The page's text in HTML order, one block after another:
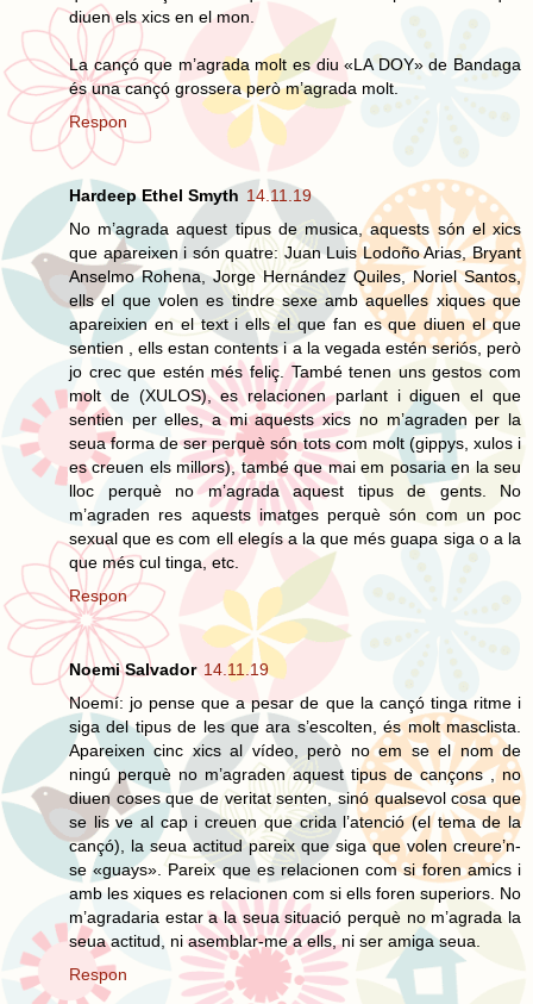
diuen els xics en el mon.
La cançó que m’agrada molt es diu «LA DOY» de Bandaga
és una cançó grossera però m’agrada molt.
Respon
Hardeep Ethel Smyth 14.11.19
No m’agrada aquest tipus de musica, aquests són el xics
que apareixen i són quatre: Juan Luis Lodoño Arias, Bryant
Anselmo Rohena, Jorge Hernández Quiles, Noriel Santos,
ells el que volen es tindre sexe amb aquelles xiques que
apareixien en el text i ells el que fan es que diuen el que
sentien , ells estan contents i a la vegada estén seriós, però
jo crec que estén més feliç. També tenen uns gestos com
molt de (XULOS), es relacionen parlant i diguen el que
sentien per elles, a mi aquests xics no m’agraden per la
seua forma de ser perquè són tots com molt (gippys, xulos i
es creuen els millors), també que mai em posaria en la seu
lloc perquè no m’agrada aquest tipus de gents. No
m’agraden res aquests imatges perquè són com un poc
sexual que es com ell elegís a la que més guapa siga o a la
que més cul tinga, etc.
Respon
Noemi Salvador 14.11.19
Noemí: jo pense que a pesar de que la cançó tinga ritme i
siga del tipus de les que ara s’escolten, és molt masclista.
Apareixen cinc xics al vídeo, però no em se el nom de
ningú perquè no m’agraden aquest tipus de cançons , no
diuen coses que de veritat senten, sinó qualsevol cosa que
se lis ve al cap i creuen que crida l’atenció (el tema de la
cançó), la seua actitud pareix que siga que volen creure’n-
se «guays». Pareix que es relacionen com si foren amics i
amb les xiques es relacionen com si ells foren superiors. No
m’agradaria estar a la seua situació perquè no m’agrada la
seua actitud, ni asemblar-me a ells, ni ser amiga seua.
Respon